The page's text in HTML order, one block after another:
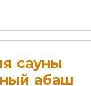
сауны
абаш